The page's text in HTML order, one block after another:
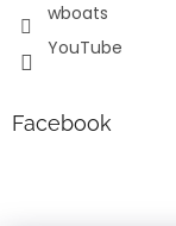
wboats
YouTube
Facebook